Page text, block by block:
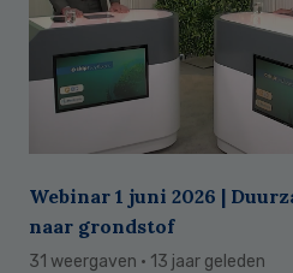
Webinar 1 juni 2026 |
naar grondstof
31 weergaven · 13 jaar geleden